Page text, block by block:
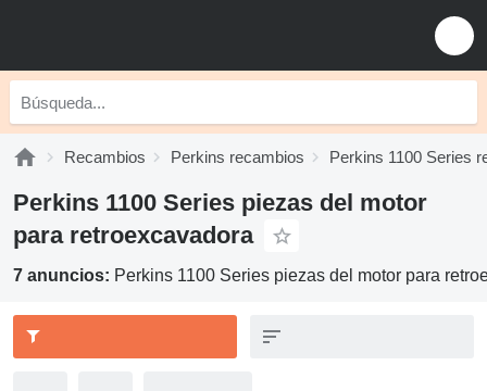
Recambios Perkins recambios Perkins 1100 Series
Perkins 1100 Series piezas del motor
para retroexcavadora
7 anuncios: Perkins 1100 Series piezas del motor para